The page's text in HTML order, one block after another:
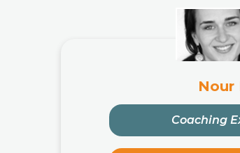
Nour
Coaching